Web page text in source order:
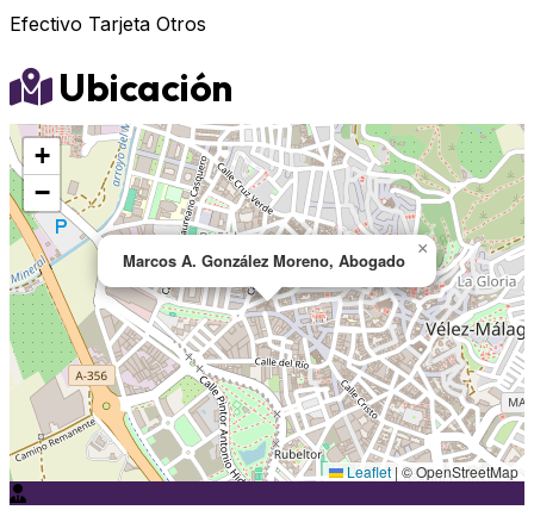
Efectivo Tarjeta Otros
Ubicación
Marcos A. González Moreno, Abogado
×
+
−
Leaflet | © OpenStreetMap